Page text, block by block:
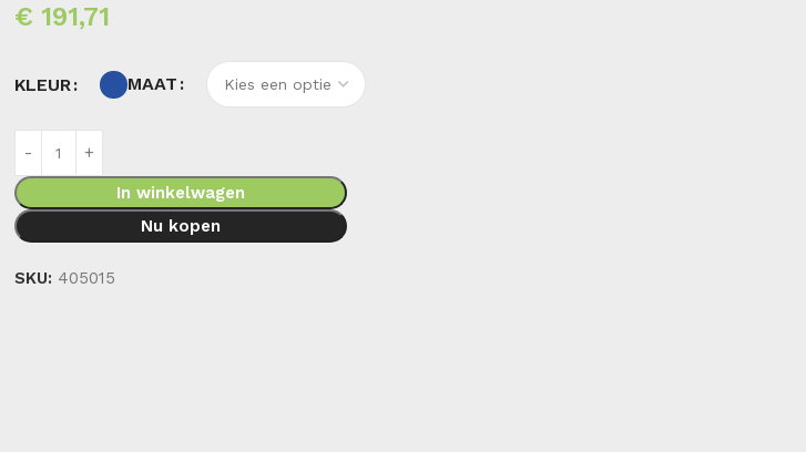
€ 191,71
KLEUR MAAT
In winkelwagen
Nu kopen
SKU: 405015